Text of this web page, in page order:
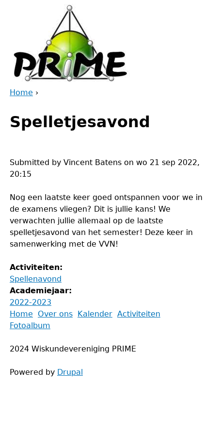
are
Home ›
to
top
Spelletjesavond
Submitted by Vincent Batens on wo 21 sep 2022,
20:15
Nog een laatste keer goed ontspannen voor we in
de examens vliegen? Dit is jullie kans! We
verwachten jullie allemaal op de laatste
spelletjesavond van het semester! Deze keer in
samenwerking met de VVN!
Activiteiten:
Spellenavond
Academiejaar:
2022-2023
Back
to
Main
menu
Home Over ons Kalender Activiteiten
Fotoalbum
2024 Wiskundevereniging PRIME
Powered by Drupal